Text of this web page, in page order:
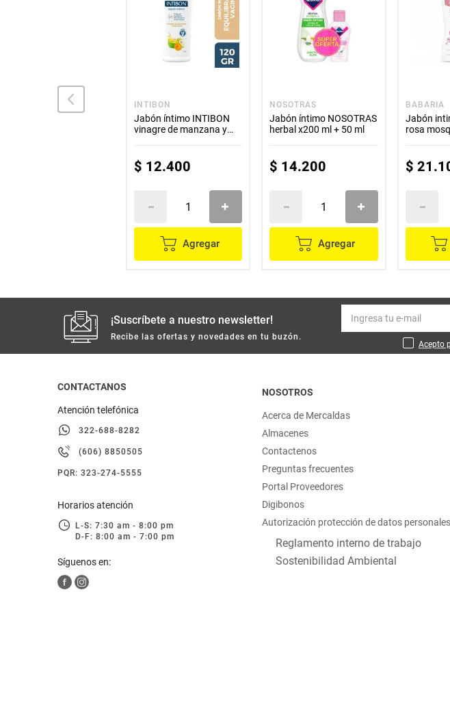
INTIBON
Jabón íntimo INTIBON
vinagre de manzana y
$ 12.400
Agregar
NOSOTRAS
Jabón íntimo NOSOTRAS
herbal x200 ml + 50 ml
$ 14.200
Agregar
BABARIA
Jabón
rosa
$ 21.
¡Suscríbete a nuestro newsletter!
Recibe las ofertas y novedades en tu buzón.
Acepto
CONTACTANOS
Atención telefónica
322-688-8282
(606) 8850505
PQR: 323-274-5555
Horarios atención
L-S: 7:30 am - 8:00 pm
D-F: 8:00 am - 7:00 pm
Síguenos en:
NOSOTROS
Acerca de Mercaldas
Almacenes
Contactenos
Preguntas frecuentes
Portal Proveedores
Digibonos
Autorización protección de datos personales
Reglamento interno de trabajo
Sostenibilidad Ambiental